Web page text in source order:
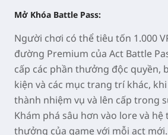
Mở Khóa Battle Pass:
Người chơi có thể tiêu tốn 1.000
đường Premium của Act Battle
cấp các phần thưởng độc quyền,
kiện và các mục trang trí khác,
thành nhiệm vụ và lên cấp trong
Khám phá sâu hơn vào lore và
thưởng của game với mỗi act mới.